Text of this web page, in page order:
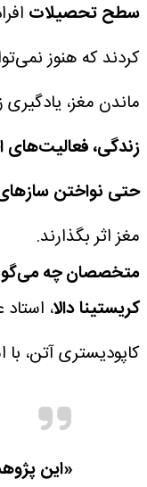
سطح تحصیلات
کردند که هنوز
ماندن مغز، یادگیری
زندگی، فعالیت‌های
حتی نواختن
مغز اثر بگذارند.
متخصصان چه
کریستینا دالا،
کاپودیستری آتن، با
«این